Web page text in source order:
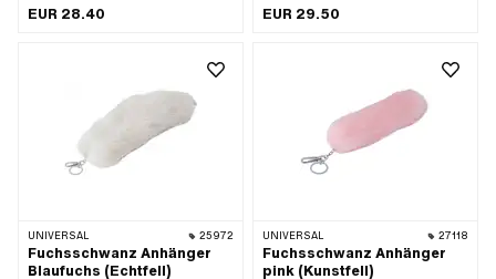
EUR 28.40
weiss · Gesamtlänge: 210 mm · Ø
EUR 29.50
UNIVERSAL 25972
Fuchsschwanz Anhänger
Blaufuchs (Echtfell)
UNIVERSAL 27118
Fuchsschwanz Anhänger
pink (Kunstfell)